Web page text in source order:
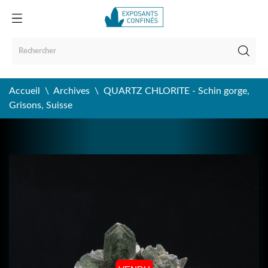
Accueil Archives
QUARTZ CHLORITE - Schin gorge,
Grisons, Suisse